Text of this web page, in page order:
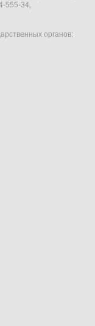
555-34,
органов: